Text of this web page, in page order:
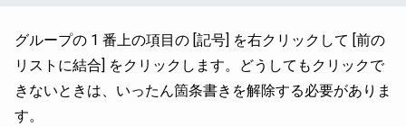
グループの 1 番上の項目の [記号] を右クリックして [前の
リストに結合] をクリックします。どうしてもクリックで
きないときは、いったん箇条書きを解除する必要がありま
す。